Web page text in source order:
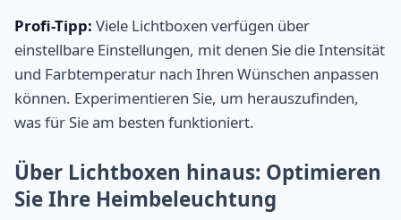
Profi-Tipp: Viele Lichtboxen verfügen über
einstellbare Einstellungen, mit denen Sie die Intensität
und Farbtemperatur nach Ihren Wünschen anpassen
können. Experimentieren Sie, um herauszufinden,
was für Sie am besten funktioniert.
Über Lichtboxen hinaus: Optimieren
Sie Ihre Heimbeleuchtung